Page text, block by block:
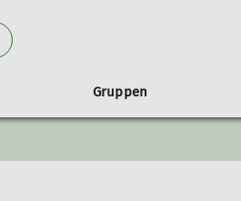
Satzung Partnerschaft
Gruppen
Wandergruppen